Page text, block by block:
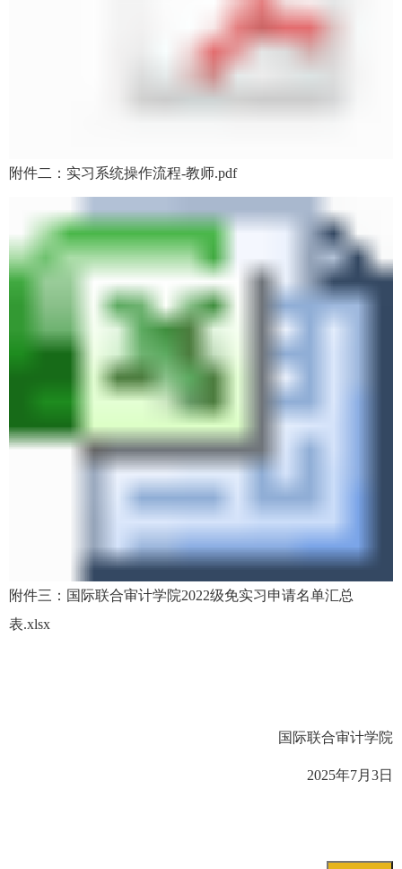
附件二：实习系统操作流程-教师.pdf
附件三：国际联合审计学院2022级免实习申请名单汇总
表.xlsx
国际联合审计学院
2025年7月3日